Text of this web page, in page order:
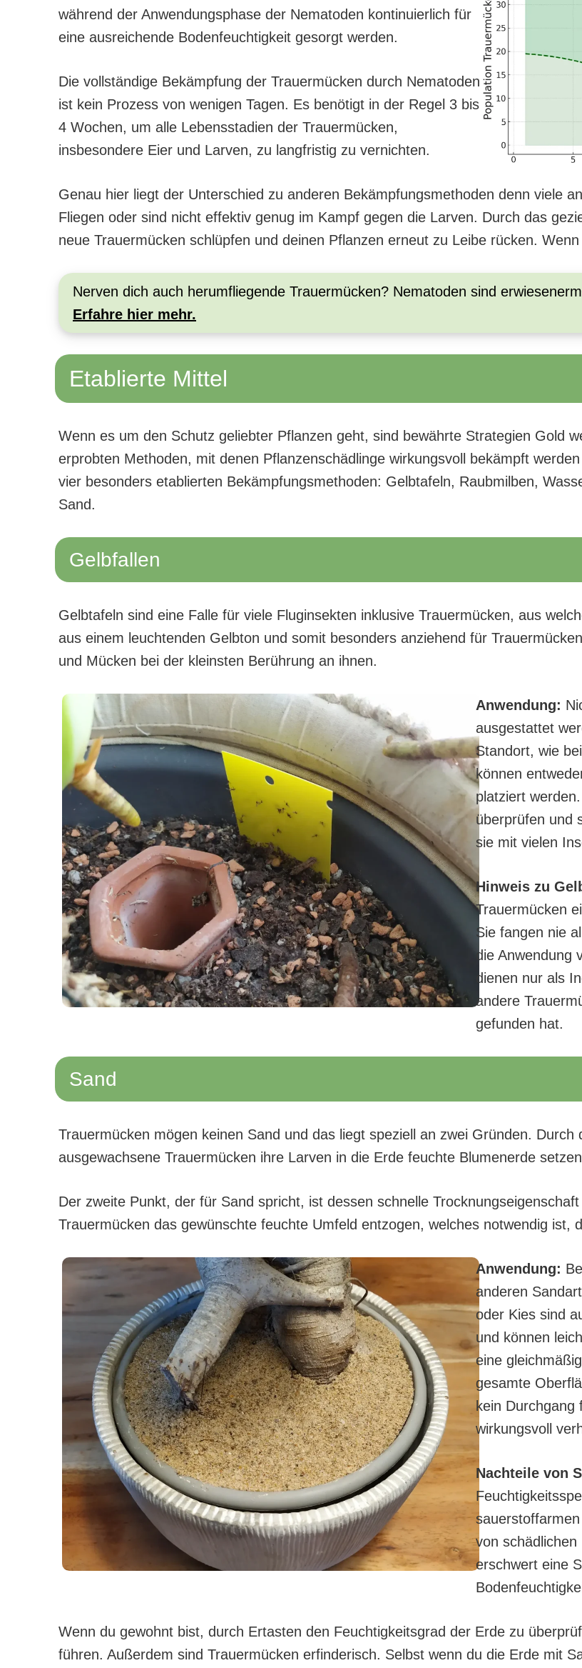
während der Anwendungsphase der Nematoden kontinuierlich für
eine ausreichende Bodenfeuchtigkeit gesorgt werden.
Die vollständige Bekämpfung der Trauermücken durch Nematoden
ist kein Prozess von wenigen Tagen. Es benötigt in der Regel 3 bis
4 Wochen, um alle Lebensstadien der Trauermücken,
insbesondere Eier und Larven, zu langfristig zu vernichten.
Genau hier liegt der Unterschied zu anderen Bekämpfungsmethoden denn viele
Fliegen oder sind nicht effektiv genug im Kampf gegen die Larven. Durch das
neue Trauermücken schlüpfen und deinen Pflanzen erneut zu Leibe rücken.
Nerven dich auch herumfliegende Trauermücken? Nematoden sind
Erfahre hier mehr.
Etablierte Mittel
Wenn es um den Schutz geliebter Pflanzen geht, sind bewährte Strategien Gold
erprobten Methoden, mit denen Pflanzenschädlinge wirkungsvoll bekämpft
vier besonders etablierten Bekämpfungsmethoden: Gelbtafeln, Raubmilben,
Sand.
Gelbfallen
Gelbtafeln sind eine Falle für viele Fluginsekten inklusive Trauermücken, aus
aus einem leuchtenden Gelbton und somit besonders anziehend für
und Mücken bei der kleinsten Berührung an ihnen.
Anwendung:
ausgestattet
Standort, wie
können
platziert
überprüfen und
sie mit vielen
Hinweis zu
Trauermücken
Sie fangen nie
die Anwendung
dienen nur als
andere
gefunden hat.
Sand
Trauermücken mögen keinen Sand und das liegt speziell an zwei Gründen.
ausgewachsene Trauermücken ihre Larven in die Erde feuchte Blumenerde
Der zweite Punkt, der für Sand spricht, ist dessen schnelle
Trauermücken das gewünschte feuchte Umfeld entzogen, welches notwendig ist,
Anwendung:
anderen
oder Kies sind
und können
eine
gesamte
kein Durchgang
wirkungsvoll
Nachteile von
von
erschwert eine
Wenn du gewohnt bist, durch Ertasten den Feuchtigkeitsgrad der Erde zu
führen. Außerdem sind Trauermücken erfinderisch. Selbst wenn du die Erde mit